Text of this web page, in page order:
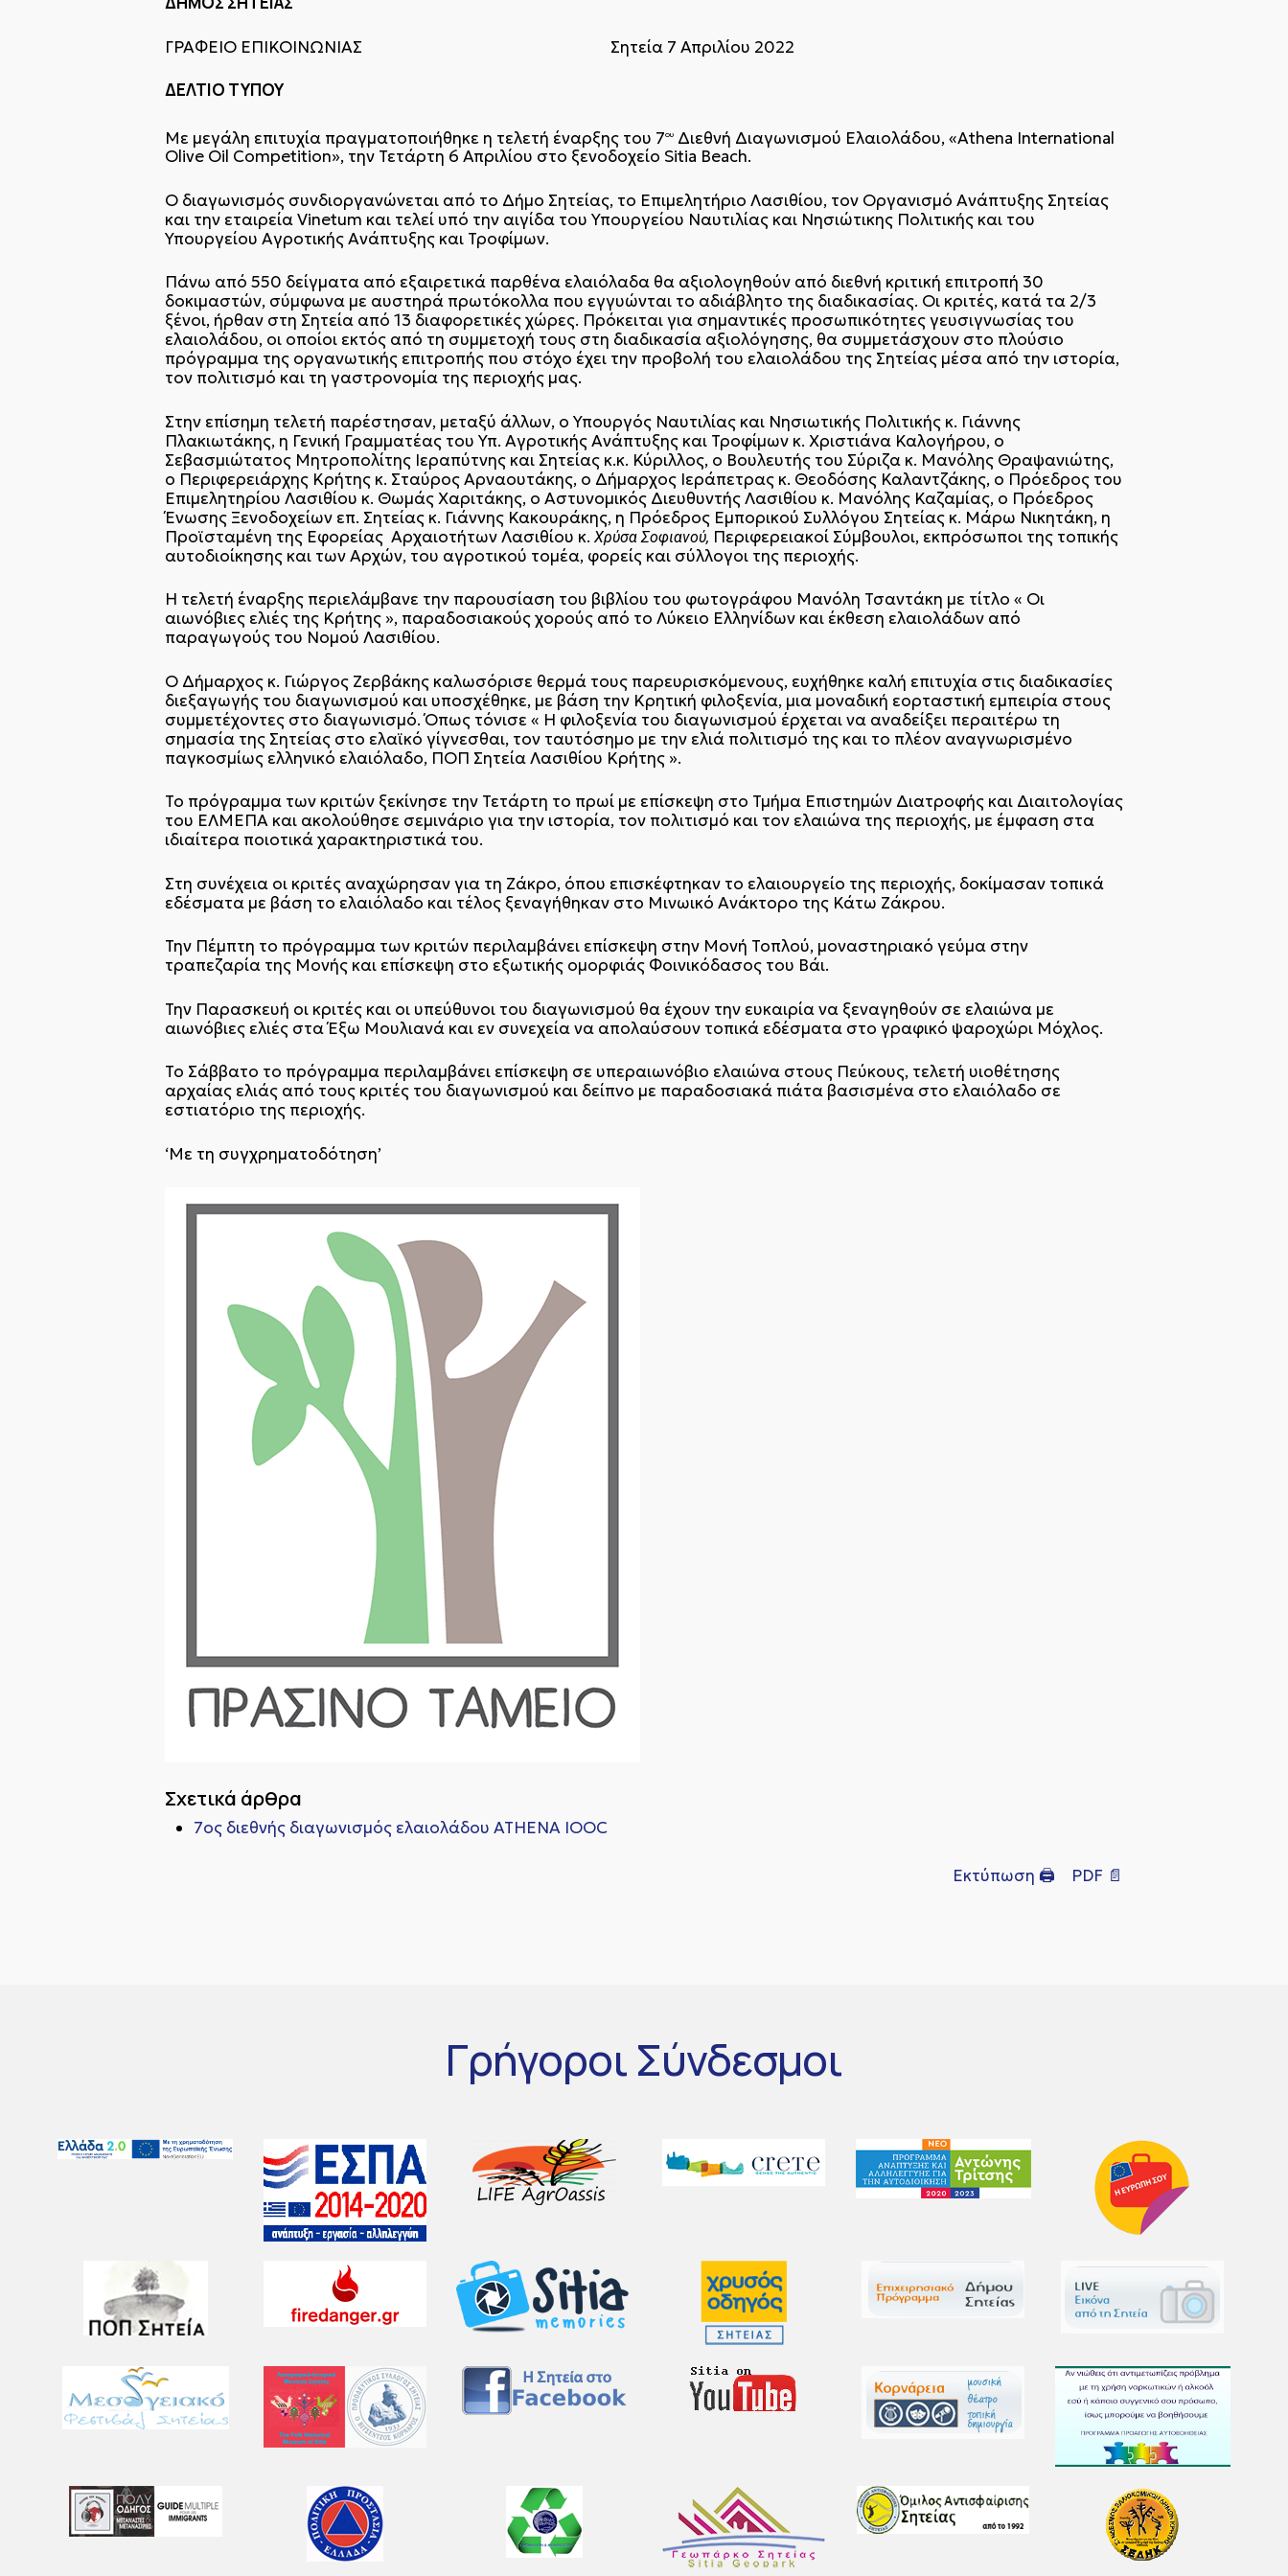
ΓΡΑΦΕΙΟ ΕΠΙΚΟΙΝΩΝΙΑΣ Σητεία 7 Απριλίου 2022
ΔΕΛΤΙΟ ΤΥΠΟΥ
Με μεγάλη επιτυχία πραγματοποιήθηκε η τελετή έναρξης του 7ου Διεθνή Διαγωνισμoύ Ελαιολάδου, «Αthena International
Olive Oil Competition», την Τετάρτη 6 Απριλίου στο ξενοδοχείο Sitia Beach.
Ο διαγωνισμός συνδιοργανώνεται από το Δήμο Σητείας, το Επιμελητήριο Λασιθίου, τον Οργανισμό Ανάπτυξης Σητείας
και την εταιρεία Vinetum και τελεί υπό την αιγίδα του Υπουργείου Ναυτιλίας και Νησιώτικης Πολιτικής και του
Υπουργείου Αγροτικής Ανάπτυξης και Τροφίμων.
Πάνω από 550 δείγματα από εξαιρετικά παρθένα ελαιόλαδα θα αξιολογηθούν από διεθνή κριτική επιτροπή 30
δοκιμαστών, σύμφωνα με αυστηρά πρωτόκολλα που εγγυώνται το αδιάβλητο της διαδικασίας. Οι κριτές, κατά τα 2/3
ξένοι, ήρθαν στη Σητεία από 13 διαφορετικές χώρες. Πρόκειται για σημαντικές προσωπικότητες γευσιγνωσίας του
ελαιολάδου, οι οποίοι εκτός από τη συμμετοχή τους στη διαδικασία αξιολόγησης, θα συμμετάσχουν στο πλούσιο
πρόγραμμα της οργανωτικής επιτροπής που στόχο έχει την προβολή του ελαιολάδου της Σητείας μέσα από την ιστορία,
τον πολιτισμό και τη γαστρονομία της περιοχής μας.
Στην επίσημη τελετή παρέστησαν, μεταξύ άλλων, ο Υπουργός Ναυτιλίας και Νησιωτικής Πολιτικής κ. Γιάννης
Πλακιωτάκης, η Γενική Γραμματέας του Υπ. Αγροτικής Ανάπτυξης και Τροφίμων κ. Χριστιάνα Καλογήρου, ο
Σεβασμιώτατος Μητροπολίτης Ιεραπύτνης και Σητείας κ.κ. Κύριλλος, ο Βουλευτής του Σύριζα κ. Μανόλης Θραψανιώτης,
ο Περιφερειάρχης Κρήτης κ. Σταύρος Αρναουτάκης, ο Δήμαρχος Ιεράπετρας κ. Θεοδόσης Καλαντζάκης, ο Πρόεδρος του
Επιμελητηρίου Λασιθίου κ. Θωμάς Χαριτάκης, ο Αστυνομικός Διευθυντής Λασιθίου κ. Μανόλης Καζαμίας, ο Πρόεδρος
Ένωσης Ξενοδοχείων επ. Σητείας κ. Γιάννης Κακουράκης, η Πρόεδρος Εμπορικού Συλλόγου Σητείας κ. Μάρω Νικητάκη, η
Προϊσταμένη της Εφορείας Αρχαιοτήτων Λασιθίου κ. Χρύσα Σοφιανού, Περιφερειακοί Σύμβουλοι, εκπρόσωποι της τοπικής
αυτοδιοίκησης και των Αρχών, του αγροτικού τομέα, φορείς και σύλλογοι της περιοχής.
Η τελετή έναρξης περιελάμβανε την παρουσίαση του βιβλίου του φωτογράφου Μανόλη Τσαντάκη με τίτλο « Οι
αιωνόβιες ελιές της Κρήτης », παραδοσιακούς χορούς από το Λύκειο Ελληνίδων και έκθεση ελαιολάδων από
παραγωγούς του Νομού Λασιθίου.
Ο Δήμαρχος κ. Γιώργος Ζερβάκης καλωσόρισε θερμά τους παρευρισκόμενους, ευχήθηκε καλή επιτυχία στις διαδικασίες
διεξαγωγής του διαγωνισμού και υποσχέθηκε, με βάση την Κρητική φιλοξενία, μια μοναδική εορταστική εμπειρία στους
συμμετέχοντες στο διαγωνισμό. Όπως τόνισε « Η φιλοξενία του διαγωνισμού έρχεται να αναδείξει περαιτέρω τη
σημασία της Σητείας στο ελαϊκό γίγνεσθαι, τον ταυτόσημο με την ελιά πολιτισμό της και το πλέον αναγνωρισμένο
παγκοσμίως ελληνικό ελαιόλαδο, ΠΟΠ Σητεία Λασιθίου Κρήτης ».
Το πρόγραμμα των κριτών ξεκίνησε την Τετάρτη το πρωί με επίσκεψη στο Τμήμα Επιστημών Διατροφής και Διαιτολογίας
του ΕΛΜΕΠΑ και ακολούθησε σεμινάριο για την ιστορία, τον πολιτισμό και τον ελαιώνα της περιοχής, με έμφαση στα
ιδιαίτερα ποιοτικά χαρακτηριστικά του.
Στη συνέχεια οι κριτές αναχώρησαν για τη Ζάκρο, όπου επισκέφτηκαν το ελαιουργείο της περιοχής, δοκίμασαν τοπικά
εδέσματα με βάση το ελαιόλαδο και τέλος ξεναγήθηκαν στο Μινωικό Ανάκτορο της Κάτω Ζάκρου.
Την Πέμπτη το πρόγραμμα των κριτών περιλαμβάνει επίσκεψη στην Μονή Τοπλού, μοναστηριακό γεύμα στην
τραπεζαρία της Μονής και επίσκεψη στο εξωτικής ομορφιάς Φοινικόδασος του Βάι.
Την Παρασκευή οι κριτές και οι υπεύθυνοι του διαγωνισμού θα έχουν την ευκαιρία να ξεναγηθούν σε ελαιώνα με
αιωνόβιες ελιές στα Έξω Μουλιανά και εν συνεχεία να απολαύσουν τοπικά εδέσματα στο γραφικό ψαροχώρι Μόχλος.
Το Σάββατο το πρόγραμμα περιλαμβάνει επίσκεψη σε υπεραιωνόβιο ελαιώνα στους Πεύκους, τελετή υιοθέτησης
αρχαίας ελιάς από τους κριτές του διαγωνισμού και δείπνο με παραδοσιακά πιάτα βασισμένα στο ελαιόλαδο σε
εστιατόριο της περιοχής.
‘Με τη συγχρηματοδότηση’
Σχετικά άρθρα
7ος διεθνής διαγωνισμός ελαιολάδου ATHENA IOOC
Εκτύπωση 🖨 PDF 📄
Γρήγοροι Σύνδεσμοι